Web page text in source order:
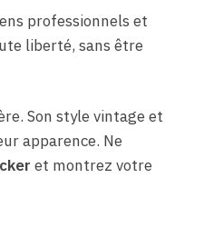
professionnels et
liberté, sans être
Son style vintage et
apparence. Ne
et montrez votre